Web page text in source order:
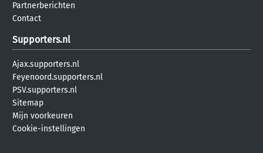
Partnerberichten
Contact
Supporters.nl
Ajax.supporters.nl
Feyenoord.supporters.nl
PSV.supporters.nl
Sitemap
Mijn voorkeuren
Cookie-instellingen